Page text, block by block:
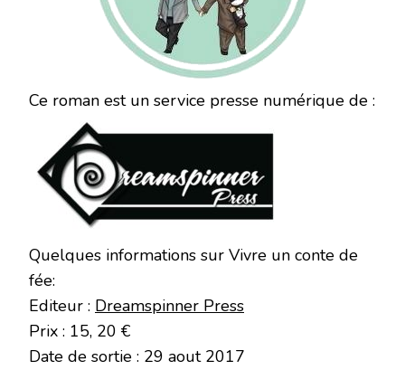
Ce roman est un service presse numérique de :
Quelques informations sur Vivre un conte de
fée:
Editeur : Dreamspinner Press
Prix : 15, 20 €
Date de sortie : 29 aout 2017